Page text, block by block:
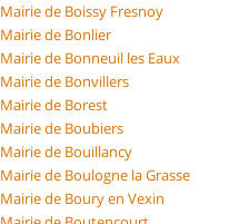
Mairie de Boissy Fresnoy
Mairie de Bonlier
Mairie de Bonneuil les Eaux
Mairie de Bonvillers
Mairie de Borest
Mairie de Boubiers
Mairie de Bouillancy
Mairie de Boulogne la Grasse
Mairie de Boury en Vexin